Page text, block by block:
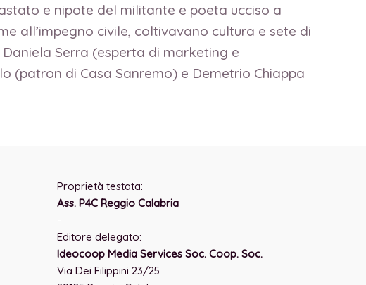
e nipote del militante e poeta ucciso a
all’impegno civile, coltivavano cultura e sete di
Serra (esperta di marketing e
(patron di Casa Sanremo) e Demetrio Chiappa
Proprietà testata:
Ass. P4C Reggio Calabria
Editore delegato:
Ideocoop Media Services Soc. Coop. Soc.
Via Dei Filippini 23/25